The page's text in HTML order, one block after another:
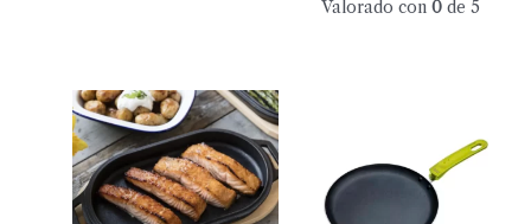
Valorado con 0de 5